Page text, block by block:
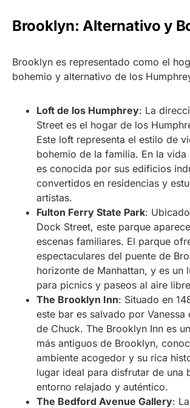
Brooklyn: Alternativo y
Brooklyn es representado como el
bohemio y alternativo de los
Loft de los Humphrey: La
Street es el hogar de los
Este loft representa el estilo de
bohemio de la familia. En la vida
es conocida por sus edificios
convertidos en residencias y
artistas.
Fulton Ferry State Park:
Dock Street, este parque
escenas familiares. El parque
espectaculares del puente de
horizonte de Manhattan, y es un
para picnics y paseos al aire
The Brooklyn Inn: Situado en
este bar es salvado por Vanessa
de Chuck. The Brooklyn Inn es
más antiguos de Brooklyn,
ambiente acogedor y su rica
lugar ideal para disfrutar de una
entorno relajado y auténtico.
The Bedford Avenue Gallery: